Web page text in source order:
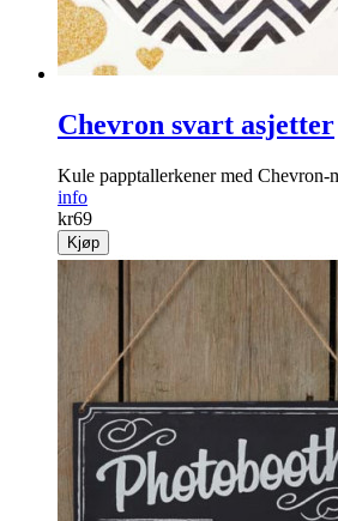
Chevron svart asjetter
Kule papptallerkener med Chevron-
info
kr69
Kjøp